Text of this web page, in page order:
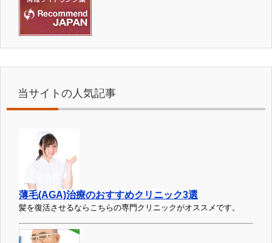
当サイトの人気記事
薄毛(AGA)治療のおすすめクリニック3選
髪を復活させるならこちらの専門クリニックがオススメです。